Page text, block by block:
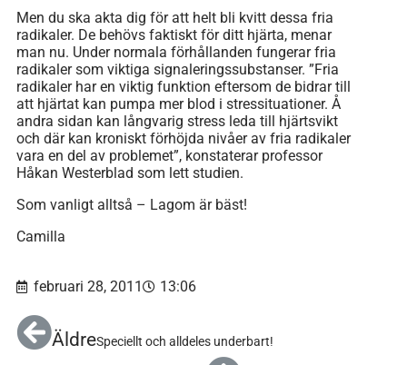
Men du ska akta dig för att helt bli kvitt dessa fria
radikaler. De behövs faktiskt för ditt hjärta, menar
man nu. Under normala förhållanden fungerar fria
radikaler som viktiga signaleringssubstanser. ”Fria
radikaler har en viktig funktion eftersom de bidrar till
att hjärtat kan pumpa mer blod i stressituationer. Å
andra sidan kan långvarig stress leda till hjärtsvikt
och där kan kroniskt förhöjda nivåer av fria radikaler
vara en del av problemet”, konstaterar professor
Håkan Westerblad som lett studien.
Som vanligt alltså – Lagom är bäst!
Camilla
februari 28, 2011 13:06
ÄldreSpeciellt och alldeles underbart!